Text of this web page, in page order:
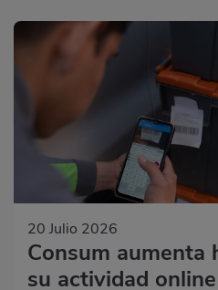
20 Julio 2026
Consum aumenta
su actividad